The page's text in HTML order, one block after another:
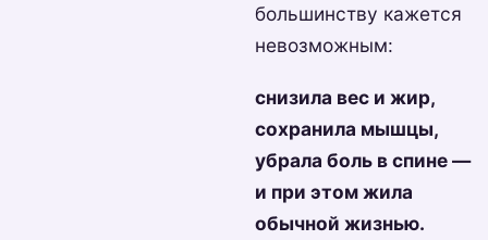
большинству кажется
невозможным:
снизила вес и жир,
сохранила мышцы,
убрала боль в спине —
и при этом жила
обычной жизнью.